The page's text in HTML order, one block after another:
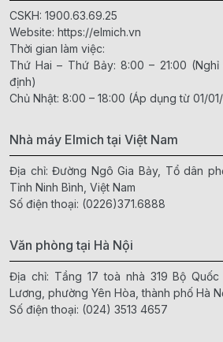
CSKH: 1900.63.69.25
Website: https://elmich.vn
Thời gian làm việc:
Thứ Hai – Thứ Bảy: 8:00 – 21:00
định)
Chủ Nhật: 8:00 – 18:00 (Áp dụng từ 01/
Nhà máy Elmich tại Việt Nam
Địa chỉ: Đường Ngô Gia Bảy, Tổ dân
Tỉnh Ninh Bình, Việt Nam
Số điện thoại: (0226)371.6888
Văn phòng tại Hà Nội
Địa chỉ: Tầng 17 toà nhà 319 Bộ
Lương, phường Yên Hòa, thành phố Hà
Số điện thoại: (024) 3513 4657